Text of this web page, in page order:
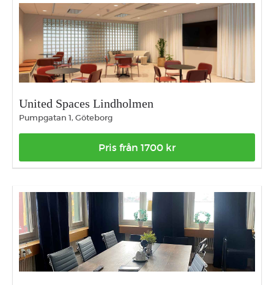
United Spaces Lindholmen
Pumpgatan 1, Göteborg
Pris från 1700 kr